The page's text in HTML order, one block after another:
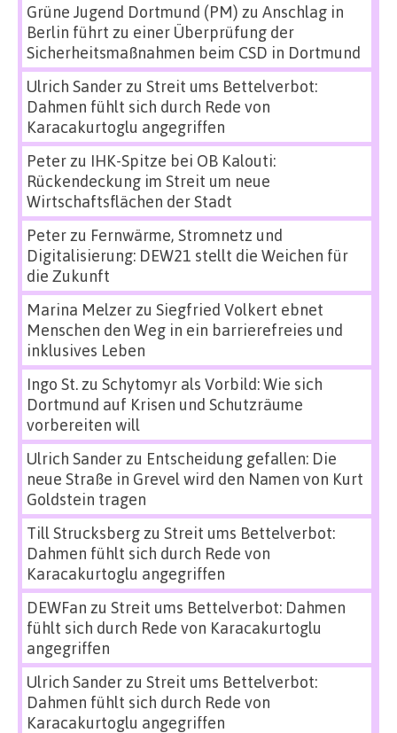
Grüne Jugend Dortmund (PM) zu Anschlag in
Berlin führt zu einer Überprüfung der
Sicherheitsmaßnahmen beim CSD in Dortmund
Ulrich Sanderzu Streit ums Bettelverbot:
Dahmen fühlt sich durch Rede von
Karacakurtoglu angegriffen
Peterzu IHK-Spitze bei OB Kalouti:
Rückendeckung im Streit um neue
Wirtschaftsflächen der Stadt
Peterzu Fernwärme, Stromnetz und
Digitalisierung: DEW21 stellt die Weichen für
die Zukunft
Marina Melzerzu Siegfried Volkert ebnet
Menschen den Weg in ein barrierefreies und
inklusives Leben
Ingo St.zu Schytomyr als Vorbild: Wie sich
Dortmund auf Krisen und Schutzräume
vorbereiten will
Ulrich Sanderzu Entscheidung gefallen: Die
neue Straße in Grevel wird den Namen von Kurt
Goldstein tragen
Till Strucksbergzu Streit ums Bettelverbot:
Dahmen fühlt sich durch Rede von
Karacakurtoglu angegriffen
DEWFan zu Streit ums Bettelverbot: Dahmen
fühlt sich durch Rede von Karacakurtoglu
angegriffen
Ulrich Sanderzu Streit ums Bettelverbot:
Dahmen fühlt sich durch Rede von
Karacakurtoglu angegriffen